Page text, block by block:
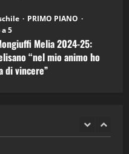
PRIMO PIANO
5
Melia 2024-25:
“nel mio animo ho
di vincere”
in Podcast: 30^ Puntata
2026)